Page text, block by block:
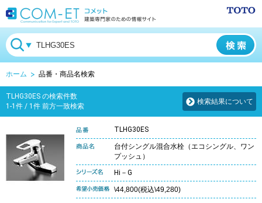
ホーム 品番・商品名検索
TLHG30ES の検索件数
1-1件 / 1件 前方一致検索
検索結果について
TLHG30ES
台付シングル混合水栓（エコシングル、ワン
プッシュ）
Hi－G
\44,800(税込\49,280)